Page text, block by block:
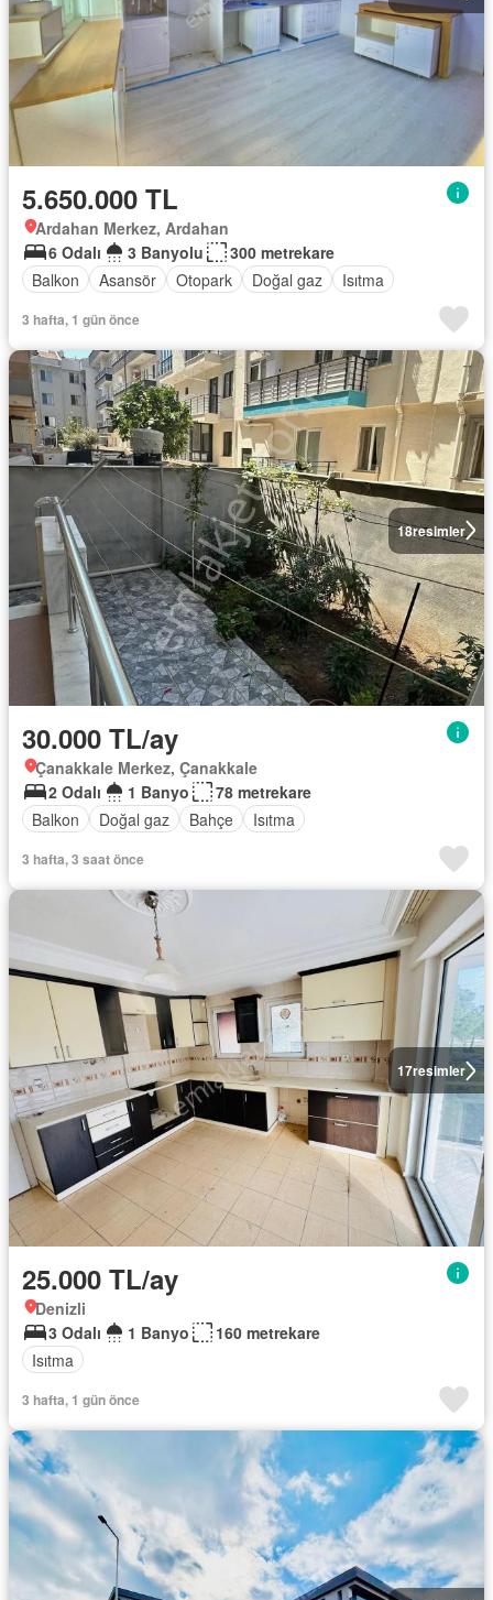
5.650.000 TL
Ardahan Merkez, Ardahan
6 Odalı
3 Banyolu
300 metrekare
Balkon
Asansör Otopark Doğal gaz Isıtma
3 hafta, 1 gün önce
18resimler
30.000 TL/ay
Çanakkale Merkez, Çanakkale
2 Odalı
1 Banyo
78 metrekare
Balkon
Doğal gaz Bahçe Isıtma
3 hafta, 3 saat önce
17resimler
25.000 TL/ay
Denizli
3 Odalı
1 Banyo
160 metrekare
Isıtma
3 hafta, 1 gün önce